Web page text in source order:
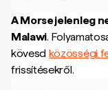
A Morse jelenleg
Malawi.
kövesd közösségi
frissítésekről.